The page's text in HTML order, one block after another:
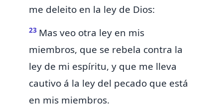
me deleito en la ley de Dios:
23 Masveo otra ley en mis
miembros, que se rebela contra la
ley de mi espíritu, y que me lleva
cautivo á la ley del pecado que está
en mis miembros.